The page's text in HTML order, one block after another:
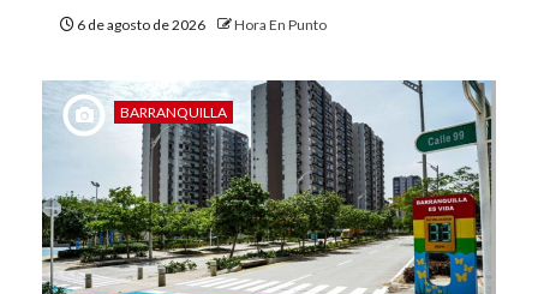
6 de agosto de 2026 Hora En Punto
BARRANQUILLA